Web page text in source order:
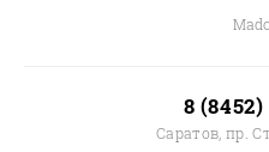
8
Саратов, пр.